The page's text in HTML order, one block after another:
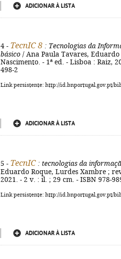
ADICIONAR À LISTA
4 - TecnIC 8 : Tecnologias da
básico / Ana Paula Tavares,
Nascimento. - 1ª ed. - Lisboa : Raiz,
498-2
Link persistente: http://id.bnportugal.gov.pt/
ADICIONAR À LISTA
5 - TecnIC : tecnologias da
Eduardo Roque, Lurdes Xambre ;
2021. - 2 v. : il. ; 29 cm. - ISBN 978-
Link persistente: http://id.bnportugal.gov.pt/
ADICIONAR À LISTA